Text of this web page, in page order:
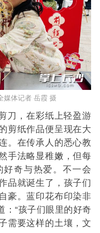
媒体记者 岳霞 摄
刀，在彩纸上轻盈游
剪纸作品便呈现在大
。在传承人的悉心教
手法略显稚嫩，但每
奇与热爱。不一会
品就诞生了，孩子们
豪。蓝印花布印染非
：“孩子们眼里的好奇
需要这样的土壤，文